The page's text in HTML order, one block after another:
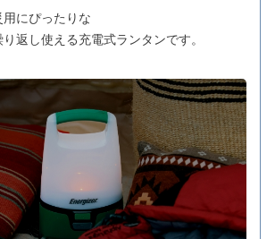
にぴったりな
返し使える充電式ランタンです。